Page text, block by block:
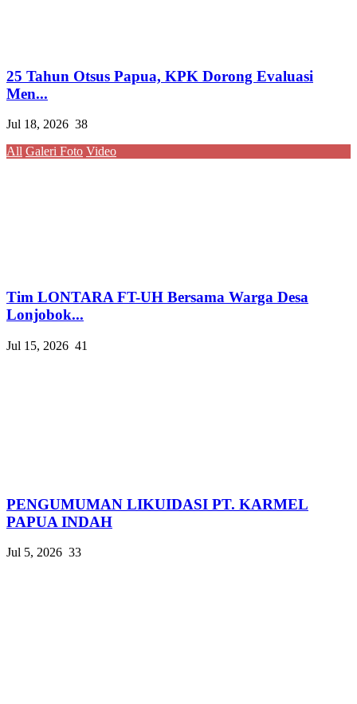
25 Tahun Otsus Papua, KPK Dorong Evaluasi
Men...
Jul 18, 2026 38
All Galeri Foto Video
Tim LONTARA FT-UH Bersama Warga Desa
Lonjobok...
Jul 15, 2026 41
PENGUMUMAN LIKUIDASI PT. KARMEL
PAPUA INDAH
Jul 5, 2026 33